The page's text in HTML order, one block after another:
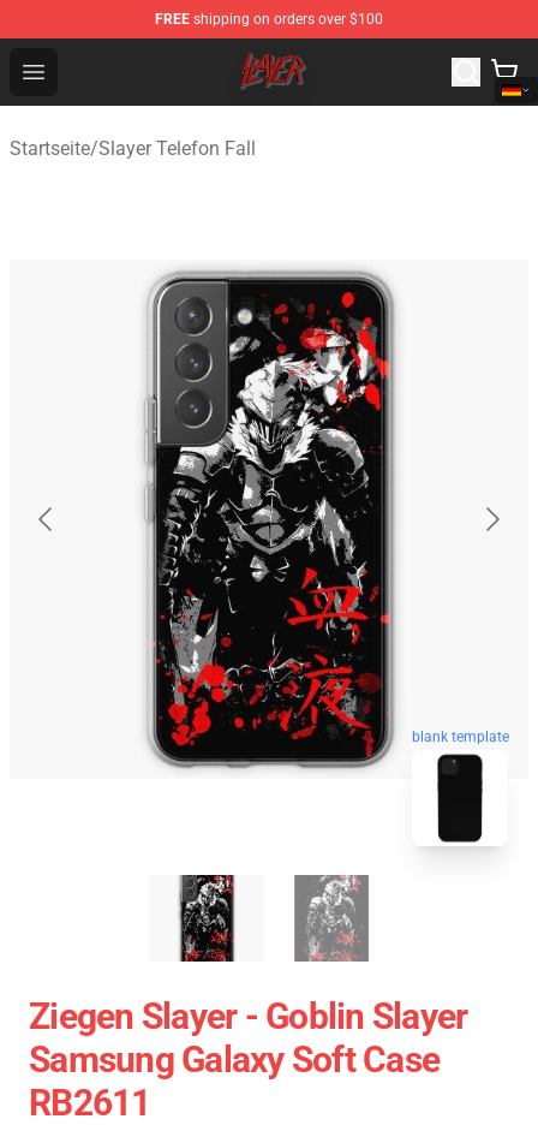
FREE shipping on orders over $100
Open menu
Slayer Store - Official Slayer Merchandise Shop
Startseite/Slayer Telefon Fall
blank template
Ziegen Slayer - Goblin Slayer
Samsung Galaxy Soft Case
RB2611